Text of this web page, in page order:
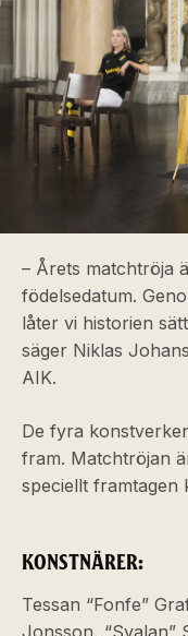
– Årets matchtröja
födelsedatum.
låter vi historien
säger Niklas
AIK.
De fyra
fram. Matchtröjan
speciellt framtagen
KONSTNÄRER:
Tessan “Fonfe”
Jonsson, “Svalan”